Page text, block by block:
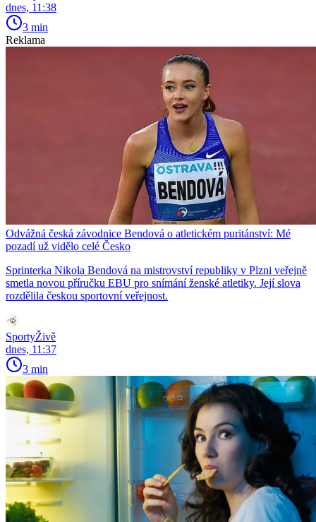
dnes, 11:38
3 min
Reklama
Odvážná česká závodnice Bendová o atletickém puritánství: Mé
pozadí už vidělo celé Česko
Sprinterka Nikola Bendová na mistrovství republiky v Plzni veřejně
smetla novou příručku EBU pro snímání ženské atletiky. Její slova
rozdělila českou sportovní veřejnost.
SportyŽivě
dnes, 11:37
3 min